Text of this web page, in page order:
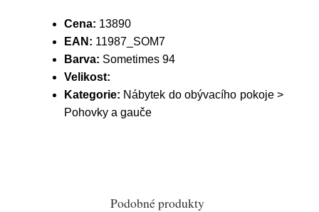
Cena: 13890
EAN: 11987_SOM7
Barva: Sometimes 94
Velikost:
Kategorie: Nábytek do obývacího pokoje >
Pohovky a gauče
Podobné produkty